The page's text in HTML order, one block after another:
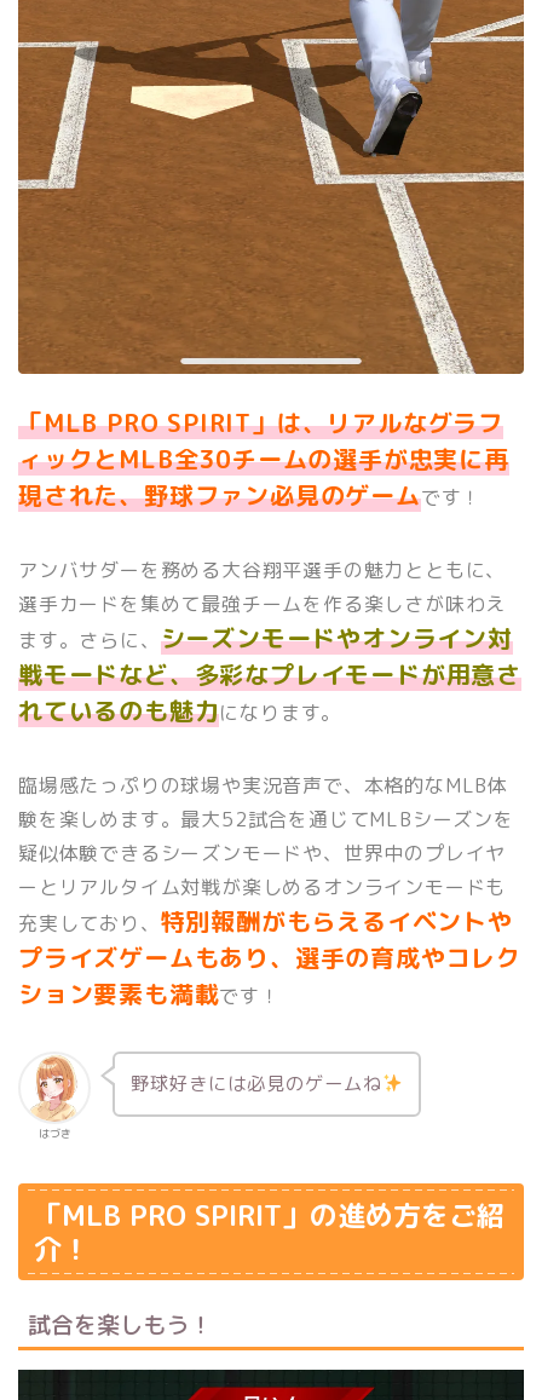
「MLB PRO SPIRIT」は、リアルなグラフ
ィックとMLB全30チームの選手が忠実に再
現された、野球ファン必見のゲームです！
アンバサダーを務める大谷翔平選手の魅力とともに、
選手カードを集めて最強チームを作る楽しさが味わえ
ます。さらに、 シーズンモードやオンライン対
戦モードなど、多彩なプレイモードが用意さ
れているのも魅力になります。
臨場感たっぷりの球場や実況音声で、本格的なMLB体
験を楽しめます。最大52試合を通じてMLBシーズンを
疑似体験できるシーズンモードや、世界中のプレイヤ
ーとリアルタイム対戦が楽しめるオンラインモードも
充実しており、 特別報酬がもらえるイベントや
プライズゲームもあり、選手の育成やコレク
ション要素も満載です！
はづき
野球好きには必見のゲームね
「MLB PRO SPIRIT」の進め方をご紹
介！
試合を楽しもう！